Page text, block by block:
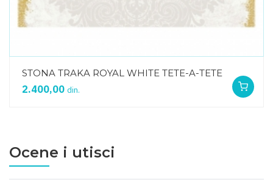
STONA TRAKA ROYAL WHITE TETE-A-TETE
2.400,00 din.
Ocene i utisci